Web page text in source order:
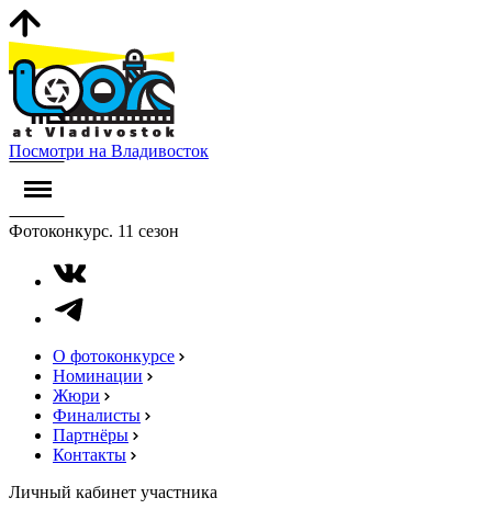
Посмотри на Владивосток
Фотоконкурс. 11 сезон
О фотоконкурсе
Номинации
Жюри
Финалисты
Партнёры
Контакты
Личный кабинет участника